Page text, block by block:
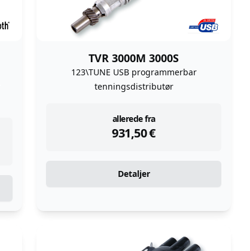
TVR 3000M 3000S
123\TUNE USB programmerbar
tenningsdistributør
allerede fra
931,50€
instock
Detaljer